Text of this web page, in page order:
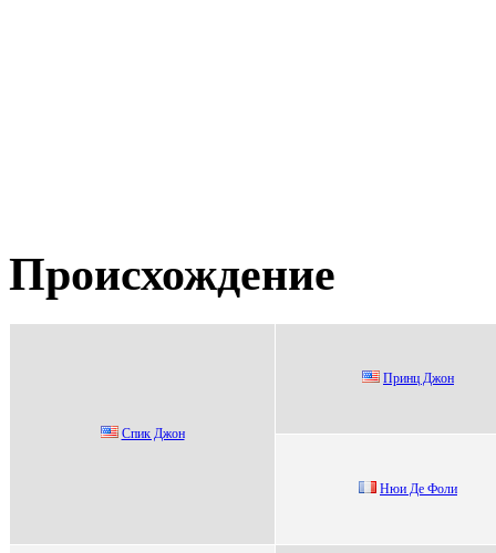
Происхождение
Спик Джoн
Пpинц Джон
Hюи Дe Фоли